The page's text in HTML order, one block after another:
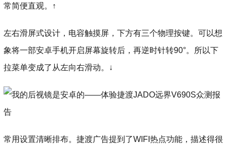
常简便直观。↑
左右滑屏式设计，电容触摸屏，下方有三个物理按键。可以想
象将一部安卓手机开启屏幕旋转后，再逆时针转90°。所以下
拉菜单变成了从左向右滑动。↓
常用设置清晰排布。捷渡广告提到了WIFI热点功能，描述得很